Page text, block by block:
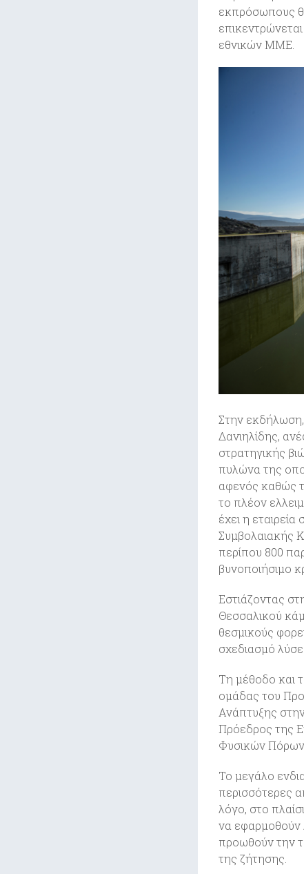
εκπρόσωπους
εθνικών ΜΜΕ.
Στην
Δανιηλίδης,
στρατηγικής
πυλώνα της
αφενός καθώς
το πλέον
έχει η
Συμβολαιακής
περίπου 800
βυνοποιήσιμο
Εστιάζοντας
Θεσσαλικού
θεσμικούς
σχεδιασμό
Τη μέθοδο και
ομάδας του
Ανάπτυξης
Πρόεδρος της
Φυσικών Πόρων.
Το μεγάλο
περισσότερες
λόγο, στο
να εφαρμοθούν
προωθούν την
της ζήτησης.